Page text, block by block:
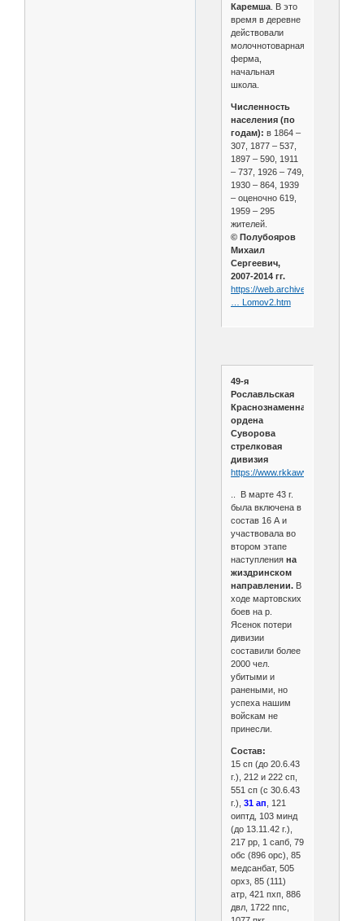
Каремша. В это
время в деревне
действовали
молочнотоварная
ферма,
начальная
школа.
Численность
населения (по
годам): в 1864 –
307, 1877 – 537,
1897 – 590, 1911
– 737, 1926 – 749,
1930 – 864, 1939
– оценочно 619,
1959 – 295
жителей.
© Полубояров
Михаил
Сергеевич,
2007-2014 гг.
https://web.archive.org/web/
… Lomov2.htm
49-я
Рославльская
Краснознаменная
ордена
Суворова
стрелковая
дивизия
https://www.rkkawwii.ru/division/
.. В марте 43 г.
была включена в
состав 16 А и
участвовала во
втором этапе
наступления на
жиздринском
направлении.В
ходе мартовских
боев на р.
Ясенок потери
дивизии
составили более
2000 чел.
убитыми и
ранеными, но
успеха нашим
войскам не
принесли.
Состав:
15 сп (до 20.6.43
г.), 212 и 222 сп,
551 сп (с 30.6.43
г.), 31 ап, 121
оиптд, 103 минд
(до 13.11.42 г.),
217 рр, 1 сапб, 79
обс (896 орс), 85
медсанбат, 505
орхз, 85 (111)
атр, 421 пхп, 886
двл, 1722 ппс,